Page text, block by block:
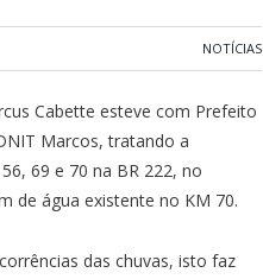
NOTÍCIAS
Cabette esteve com Prefeito
Marcos, tratando a
69 e 70 na BR 222, no
de água existente no KM 70.
das chuvas, isto faz